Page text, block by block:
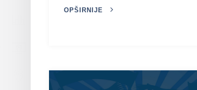
OPŠIRNIJE